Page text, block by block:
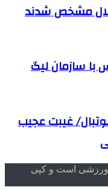
مشخص شدند
سازمان لیگ
غیبت عجیب
ورزشی است و کپی